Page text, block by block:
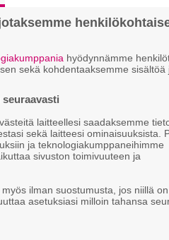
hyödynnämme
sekä kohdentaaksemme sisältöä
laitteellesi saadaksemme
sekä laitteesi ominaisuuksista.
ja teknologiakumppaneihimme
sivuston toimivuuteen ja
ilman suostumusta, jos niillä
asetuksiasi milloin tahansa